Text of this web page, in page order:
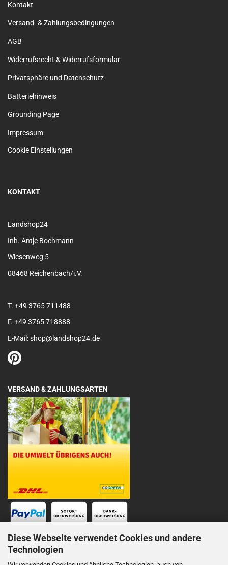
Diese Webseite verwendet Cookies und andere
Technologien
Kontakt
Versand- & Zahlungsbedingungen
AGB
Widerrufsrecht & Widerrufsformular
Privatsphäre und Datenschutz
Batteriehinweis
Grounding Page
Impressum
Cookie Einstellungen
KONTAKT
Landshop24
Inh. Antje Bochmann
Wiesenweg 5
08468 Reichenbach/i.V.
T. +49 3765 711488
F. +49 3765 718888
E-Mail: shop@landshop24.de
VERSAND & ZAHLUNGSARTEN
DEINE VORTEILE